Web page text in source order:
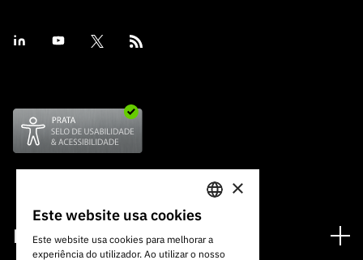
Financiamento
PORTUGUESE
ENGLISH
×
Este website usa cookies
Este website usa cookies para melhorar a
experiência do utilizador. Ao utilizar o nosso